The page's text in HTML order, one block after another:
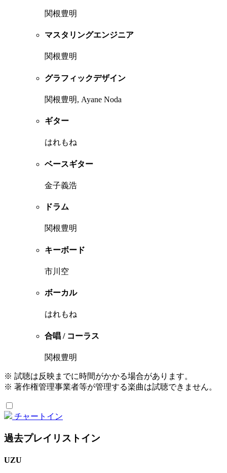
関根豊明
マスタリングエンジニア
関根豊明
グラフィックデザイン
関根豊明, Ayane Noda
ギター
はれもね
ベースギター
金子義浩
ドラム
関根豊明
キーボード
市川空
ボーカル
はれもね
合唱 / コーラス
関根豊明
※ 試聴は反映までに時間がかかる場合があります。
※ 著作権管理事業者等が管理する楽曲は試聴できません。
チャートイン
過去プレイリストイン
UZU